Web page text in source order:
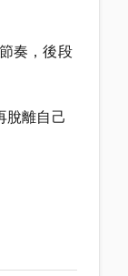
奏，後段
脫離自己